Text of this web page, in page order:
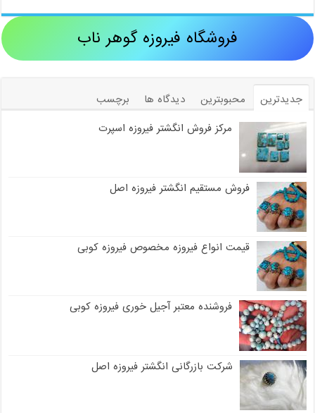
فروشگاه فیروزه گوهر ناب
جدیدترین محبوبترین دیدگاه ها
برچسب
مرکز فروش انگشتر فیروزه اسپرت
فروش مستقیم انگشتر فیروزه اصل
قیمت انواع فیروزه مخصوص فیروزه کوبی
فروشنده معتبر آجیل خوری فیروزه کوبی
شرکت بازرگانی انگشتر فیروزه اصل